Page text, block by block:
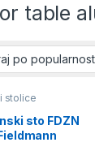
table
stolice
sto FDZN